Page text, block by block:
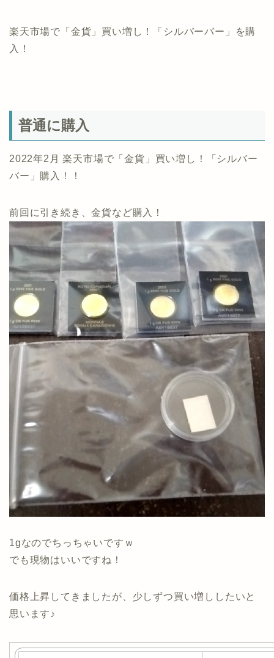
楽天市場で「金貨」買い増し！「シルバーバー」を購
入！
普通に購入
2022年2月 楽天市場で「金貨」買い増し！「シルバー
バー」購入！！
前回に引き続き、金貨など購入！
1gなのでちっちゃいですｗ
でも現物はいいですね！
価格上昇してきましたが、少しずつ買い増ししたいと
思います♪